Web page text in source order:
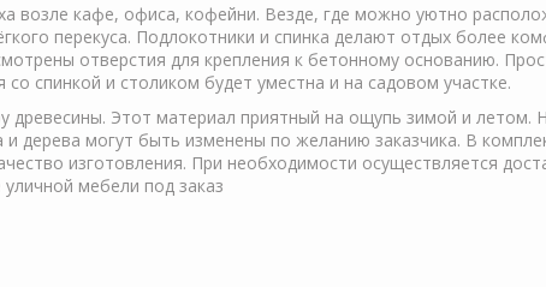
возле кафе, офиса, кофейни. Везде, где можно уютно
перекуса. Подлокотники и спинка делают отдых более
отверстия для крепления к бетонному основанию.
спинкой и столиком будет уместна и на садовом участке.
древесины. Этот материал приятный на ощупь зимой и летом.
могут быть изменены по желанию заказчика. В
изготовления. При необходимости осуществляется
мебели под заказ